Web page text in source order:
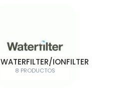
WATERFILTER/IONFILTER
8 PRODUCTOS